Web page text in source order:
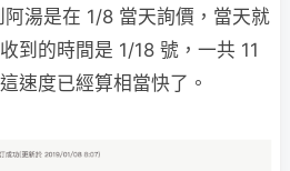
湯是在 1/8 當天詢價，當天就
到的時間是 1/18 號，一共 11
速度已經算相當快了。